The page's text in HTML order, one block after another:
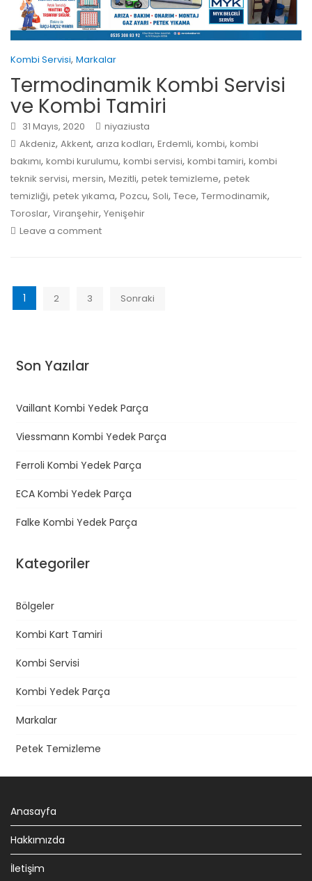
Kombi Servisi, Markalar
Termodinamik Kombi Servisi
ve Kombi Tamiri
31 Mayıs, 2020
niyaziusta
Akdeniz, Akkent, arıza kodları, Erdemli, kombi, kombi
bakımı, kombi kurulumu, kombi servisi, kombi tamiri, kombi
teknik servisi, mersin, Mezitli, petek temizleme, petek
temizliği, petek yıkama, Pozcu, Soli, Tece, Termodinamik,
Toroslar, Viranşehir, Yenişehir
Leave a comment
Y
o
l
a
ş
ı
m
1 2 3 Sonraki
Son Yazılar
Vaillant Kombi Yedek Parça
Viessmann Kombi Yedek Parça
Ferroli Kombi Yedek Parça
ECA Kombi Yedek Parça
Falke Kombi Yedek Parça
Kategoriler
Bölgeler
Kombi Kart Tamiri
Kombi Servisi
Kombi Yedek Parça
Markalar
Petek Temizleme
Anasayfa
Hakkımızda
İletişim